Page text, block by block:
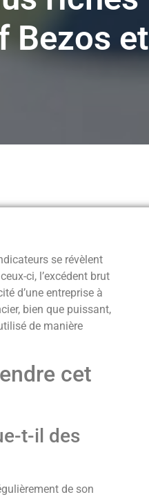
Bezos et
se révèlent
ci, l’excédent brut
d’une entreprise à
bien que puissant,
de manière
cet
t-il des
de son